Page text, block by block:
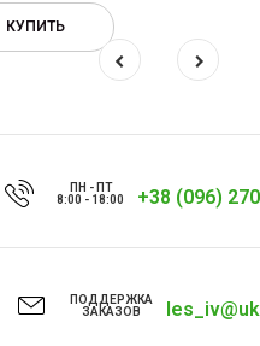
КУПИТЬ
ПН - ПТ
8:00 - 18:00
+38 (096)
ПОДДЕРЖКА
ЗАКАЗОВ